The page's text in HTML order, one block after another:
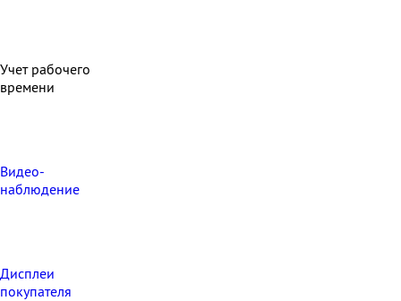
Учет рабочего
времени
Видео‑
наблюдение
Дисплеи
покупателя